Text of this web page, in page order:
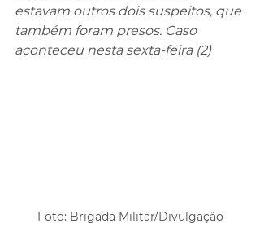
estavam outros dois suspeitos, que
também foram presos. Caso
aconteceu nesta sexta-feira (2)
Foto: Brigada Militar/Divulgação